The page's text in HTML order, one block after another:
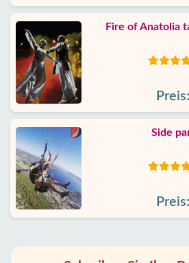
Fire of Anatolia
Preis:
Side
Preis: